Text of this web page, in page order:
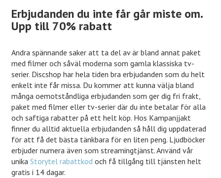
Erbjudanden du inte får går miste om.
Upp till 70% rabatt
Andra spännande saker att ta del av är bland annat paket
med filmer och såväl moderna som gamla klassiska tv-
serier. Discshop har hela tiden bra erbjudanden som du helt
enkelt inte får missa. Du kommer att kunna välja bland
många oemotståndliga erbjudanden som ger dig fri frakt,
paket med filmer eller tv-serier där du inte betalar för alla
och saftiga rabatter på ett helt köp. Hos Kampanjjakt
finner du alltid aktuella erbjudanden så håll dig uppdaterad
för att få det bästa tänkbara för en liten peng. Ljudböcker
erbjuder numera även som streamingtjänst. Använd vår
unikaStorytel rabattkod och få tillgång till tjänsten helt
gratis i 14 dagar.